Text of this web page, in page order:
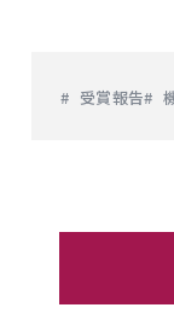
受賞報告